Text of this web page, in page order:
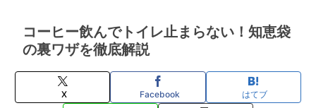
コーヒー飲んでトイレ止まらない！知恵袋
の裏ワザを徹底解説
X Facebook はてブ